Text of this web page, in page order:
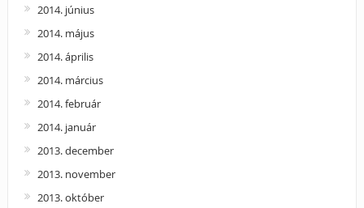
2014. június
2014. május
2014. április
2014. március
2014. február
2014. január
2013. december
2013. november
2013. október